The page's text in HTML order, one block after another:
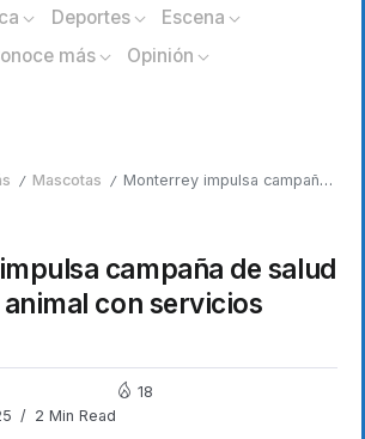
Deportes
Escena
más
Opinión
/ Mascotas / Monterrey impulsa campaña de salud y bienestar animal con servicios gratuitos
campaña de salud
con servicios
2 Min Read
18